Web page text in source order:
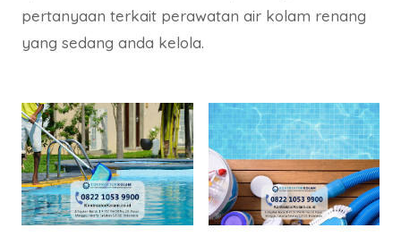
pertanyaan terkait perawatan air kolam renang
yang sedang anda kelola.